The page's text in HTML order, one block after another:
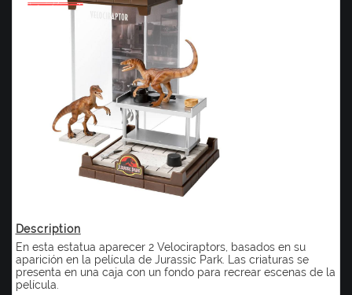
Description
En esta estatua aparecer 2 Velociraptors, basados en su
aparición en la película de Jurassic Park. Las criaturas se
presenta en una caja con un fondo para recrear escenas de la
película.